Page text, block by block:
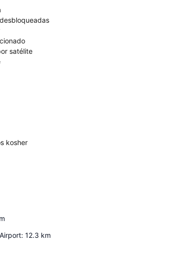
satélite
kosher
: 12.3 km